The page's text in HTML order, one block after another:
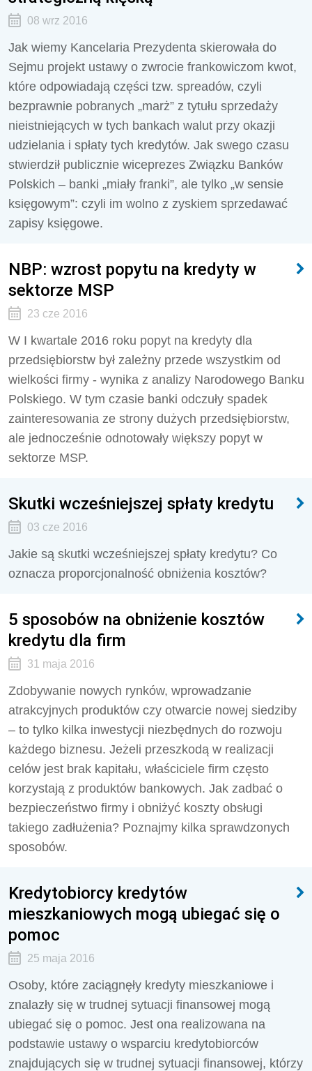
08 wrz 2016
Jak wiemy Kancelaria Prezydenta skierowała do
Sejmu projekt ustawy o zwrocie frankowiczom kwot,
które odpowiadają części tzw. spreadów, czyli
bezprawnie pobranych „marż” z tytułu sprzedaży
nieistniejących w tych bankach walut przy okazji
udzielania i spłaty tych kredytów. Jak swego czasu
stwierdził publicznie wiceprezes Związku Banków
Polskich – banki „miały franki”, ale tylko „w sensie
księgowym”: czyli im wolno z zyskiem sprzedawać
zapisy księgowe.
NBP: wzrost popytu na kredyty w
sektorze MSP
23 cze 2016
W I kwartale 2016 roku popyt na kredyty dla
przedsiębiorstw był zależny przede wszystkim od
wielkości firmy - wynika z analizy Narodowego Banku
Polskiego. W tym czasie banki odczuły spadek
zainteresowania ze strony dużych przedsiębiorstw,
ale jednocześnie odnotowały większy popyt w
sektorze MSP.
Skutki wcześniejszej spłaty kredytu
03 cze 2016
Jakie są skutki wcześniejszej spłaty kredytu? Co
oznacza proporcjonalność obniżenia kosztów?
5 sposobów na obniżenie kosztów
kredytu dla firm
31 maja 2016
Zdobywanie nowych rynków, wprowadzanie
atrakcyjnych produktów czy otwarcie nowej siedziby
– to tylko kilka inwestycji niezbędnych do rozwoju
każdego biznesu. Jeżeli przeszkodą w realizacji
celów jest brak kapitału, właściciele firm często
korzystają z produktów bankowych. Jak zadbać o
bezpieczeństwo firmy i obniżyć koszty obsługi
takiego zadłużenia? Poznajmy kilka sprawdzonych
sposobów.
Kredytobiorcy kredytów
mieszkaniowych mogą ubiegać się o
pomoc
25 maja 2016
Osoby, które zaciągnęły kredyty mieszkaniowe i
znalazły się w trudnej sytuacji finansowej mogą
ubiegać się o pomoc. Jest ona realizowana na
podstawie ustawy o wsparciu kredytobiorców
znajdujących się w trudnej sytuacji finansowej, którzy